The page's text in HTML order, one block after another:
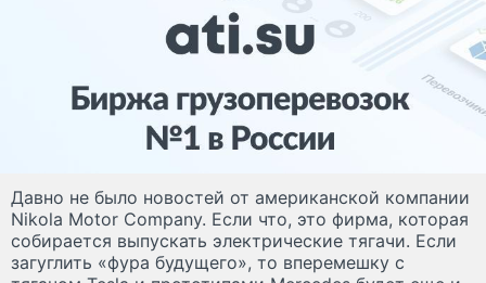
Давно не было новостей от американской компании
Nikola Motor Company. Если что, это фирма, которая
собирается выпускать электрические тягачи. Если
загуглить «фура будущего», то вперемешку с